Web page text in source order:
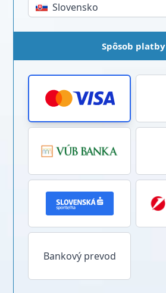
Slovensko
Spôsob platby
Bankový prevod